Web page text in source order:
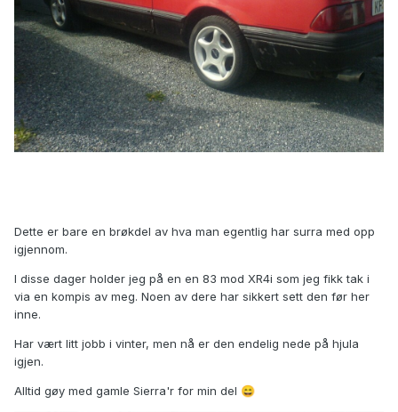
Dette er bare en brøkdel av hva man egentlig har surra med opp
igjennom.
I disse dager holder jeg på en en 83 mod XR4i som jeg fikk tak i
via en kompis av meg. Noen av dere har sikkert sett den før her
inne.
Har vært litt jobb i vinter, men nå er den endelig nede på hjula
igjen.
Alltid gøy med gamle Sierra'r for min del 😄